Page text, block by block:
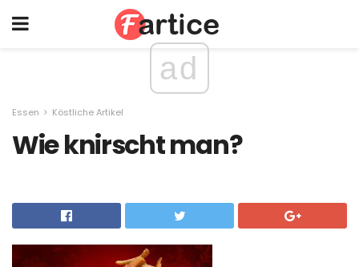
ad
Essen Köstliche Artikel
Wie knirscht man?